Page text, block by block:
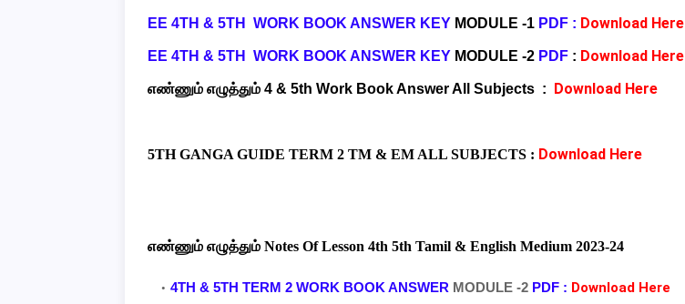
EE 4TH & 5TH WORK BOOK ANSWER KEY MODULE -1 PDF : Download Here
EE 4TH & 5TH WORK BOOK ANSWER KEY MODULE -2 PDF : Download Here
எண்ணும் எழுத்தும் 4 & 5th Work Book Answer All Subjects : Download Here
5TH GANGA GUIDE TERM 2 TM & EM ALL SUBJECTS : Download Here
எண்ணும் எழுத்தும் Notes Of Lesson 4th 5th Tamil & English Medium 2023-24
4TH & 5TH TERM 2 WORK BOOK ANSWER MODULE -2 PDF : Download Here